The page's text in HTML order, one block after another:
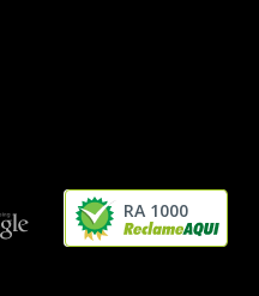
RA 1000